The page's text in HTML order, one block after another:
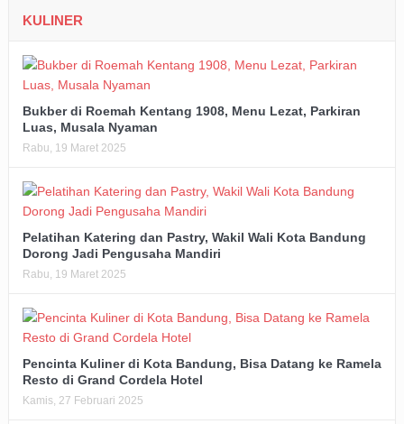
KULINER
Bukber di Roemah Kentang 1908, Menu Lezat, Parkiran
Luas, Musala Nyaman
Rabu, 19 Maret 2025
Pelatihan Katering dan Pastry, Wakil Wali Kota Bandung
Dorong Jadi Pengusaha Mandiri
Rabu, 19 Maret 2025
Pencinta Kuliner di Kota Bandung, Bisa Datang ke Ramela
Resto di Grand Cordela Hotel
Kamis, 27 Februari 2025